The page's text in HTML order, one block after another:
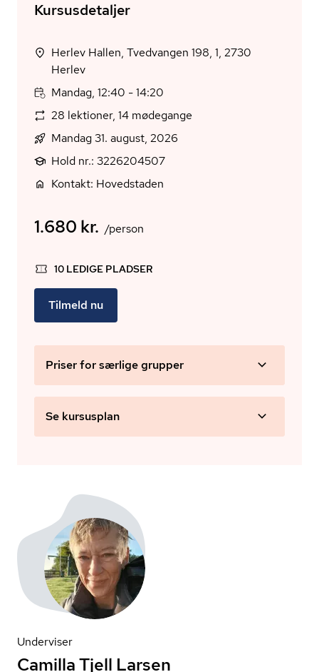
Kursusdetaljer
Herlev Hallen, Tvedvangen 198, 1, 2730
Herlev
Mandag, 12:40 - 14:20
28 lektioner, 14 mødegange
Mandag 31. august, 2026
Hold nr.: 3226204507
Kontakt: Hovedstaden
1.680 kr. /person
10 LEDIGE PLADSER
Tilmeld nu
Priser for særlige grupper
Se kursusplan
Underviser
Camilla Tjell Larsen